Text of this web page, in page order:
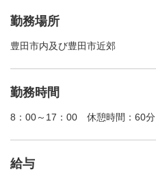
勤務場所
豊田市内及び豊田市近郊
勤務時間
8：00～17：00 休憩時間：60分
給与